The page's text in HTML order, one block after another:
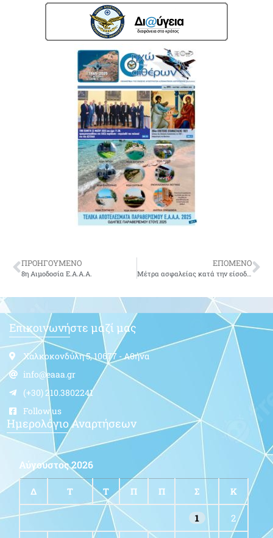
ΠΡΟΗΓΟΥΜΕΝΟ
8η Αιμοδοσία Ε.Α.Α.Α.
ΕΠΟΜΕΝΟ
Μέτρα ασφαλείας κατά την είσοδο στην Ε.Α.Α.Α. λόγω COVID-19
Επικοινωνήστε μαζί μας
Χαλκοκονδύλη 5, 10677 - Αθήνα
info@eaaa.gr
(+30) 210.3802241
Follow us
Ημερολόγιο Αναρτήσεων
Αύγουστος 2026
Δ Τ Τ Π Π Σ Κ
1 2